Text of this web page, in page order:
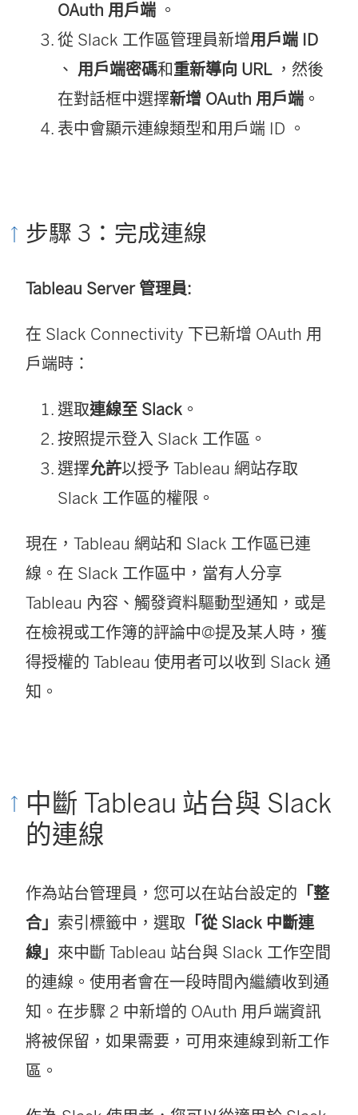
OAuth 用戶端 。
從 Slack 工作區管理員新增用戶端 ID
、 用戶端密碼和重新導向 URL，然後
在對話框中選擇新增 OAuth 用戶端 。
表中會顯示連線類型和用戶端 ID 。
步驟 3：完成連線
Tableau Server 管理員:
在 Slack Connectivity 下已新增 OAuth 用
戶端時：
選取連線至 Slack 。
按照提示登入 Slack 工作區。
選擇允許以授予 Tableau 網站存取
Slack 工作區的權限。
現在，Tableau 網站和 Slack 工作區已連
線。在 Slack 工作區中，當有人分享
Tableau 內容、觸發資料驅動型通知，或是
在檢視或工作簿的評論中@提及某人時，獲
得授權的 Tableau 使用者可以收到 Slack 通
知。
中斷 Tableau 站台與 Slack
的連線
作為站台管理員，您可以在站台設定的 「整
合」 索引標籤中，選取 「從 Slack 中斷連
線」 來中斷 Tableau 站台與 Slack 工作空間
的連線。使用者會在一段時間內繼續收到通
知。在步驟 2 中新增的 OAuth 用戶端資訊
將被保留，如果需要，可用來連線到新工作
區。